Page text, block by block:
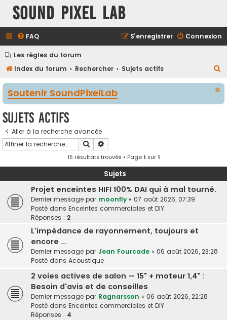
Sound Pixel Lab
FAQ Connexion
S’enregistrer
Les règles du forum
Index du forum
Rechercher Sujets actifs
e
Soutenir SoundPixelLab
Sujets actifs
Aller à la recherche avancée
Rechercher
15 résultats trouvés • Page1 sur1
Sujets
Projet enceintes HIFI 100% DAI qui à mal tourné.
Dernier message par moonfly « 07 août 2026, 07:39
Posté dans Enceintes commerciales et DIY
Réponses : 2
L'impédance de rayonnement, toujours et
encore ...
Dernier message par Jean Fourcade « 06 août 2026, 23:28
Posté dans Acoustique
2 voies actives de salon — 15" + moteur 1,4" :
Besoin d'avis et de conseilles
Dernier message par Ragnarsson « 06 août 2026, 22:28
Posté dans Enceintes commerciales et DIY
Réponses : 4